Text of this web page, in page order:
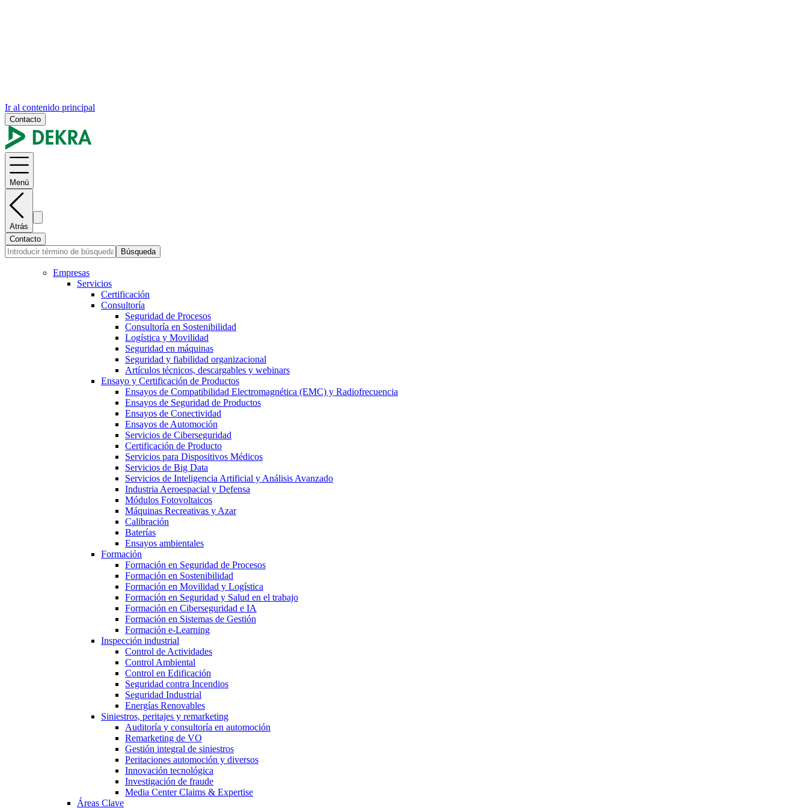
Ir al contenido principal
Contacto
Menú
Atrás
Contacto
Búsqueda
Empresas
Servicios
Certificación
Consultoría
Seguridad de Procesos
Consultoría en Sostenibilidad
Logística y Movilidad
Seguridad en máquinas
Seguridad y fiabilidad organizacional
Artículos técnicos, descargables y webinars
Ensayo y Certificación de Productos
Ensayos de Compatibilidad Electromagnética (EMC) y Radiofrecuencia
Ensayos de Seguridad de Productos
Ensayos de Conectividad
Ensayos de Automoción
Servicios de Ciberseguridad
Certificación de Producto
Servicios para Dispositivos Médicos
Servicios de Big Data
Servicios de Inteligencia Artificial y Análisis Avanzado
Industria Aeroespacial y Defensa
Módulos Fotovoltaicos
Máquinas Recreativas y Azar
Calibración
Baterías
Ensayos ambientales
Formación
Formación en Seguridad de Procesos
Formación en Sostenibilidad
Formación en Movilidad y Logística
Formación en Seguridad y Salud en el trabajo
Formación en Ciberseguridad e IA
Formación en Sistemas de Gestión
Formación e-Learning
Inspección industrial
Control de Actividades
Control Ambiental
Control en Edificación
Seguridad contra Incendios
Seguridad Industrial
Energías Renovables
Siniestros, peritajes y remarketing
Auditoría y consultoría en automoción
Remarketing de VO
Gestión integral de siniestros
Peritaciones automoción y diversos
Innovación tecnológica
Investigación de fraude
Media Center Claims & Expertise
Áreas Clave